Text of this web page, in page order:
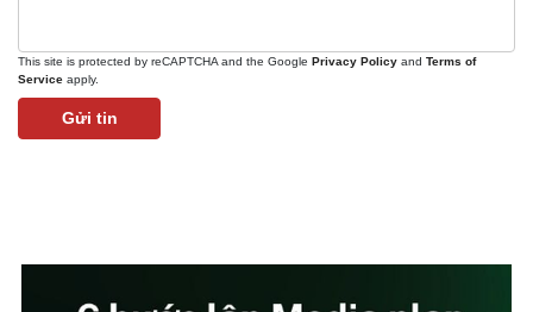
This site is protected by reCAPTCHA and the Google Privacy Policy and Terms of
Service apply.
Gửi tin